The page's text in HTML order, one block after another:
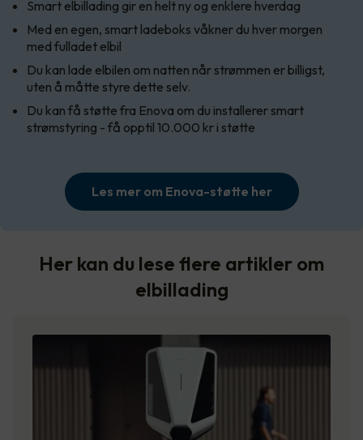
Smart elbillading gir en helt ny og enklere hverdag
Med en egen, smart ladeboks våkner du hver morgen
med fulladet elbil
Du kan lade elbilen om natten når strømmen er billigst,
uten å måtte styre dette selv.
Du kan få støtte fra Enova om du installerer smart
strømstyring - få opptil 10.000 kr i støtte
Les mer om Enova-støtte her
Her kan du lese flere artikler om
elbillading